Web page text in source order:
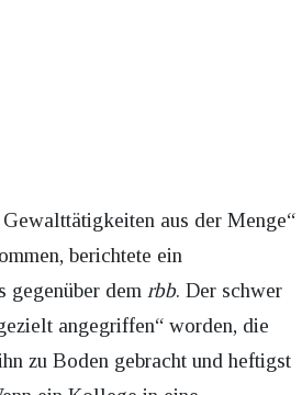
aus der Menge“
berichtete ein
gegenüber dem rbb. Der schwer
angegriffen“ worden, die
zu Boden gebracht und heftigst